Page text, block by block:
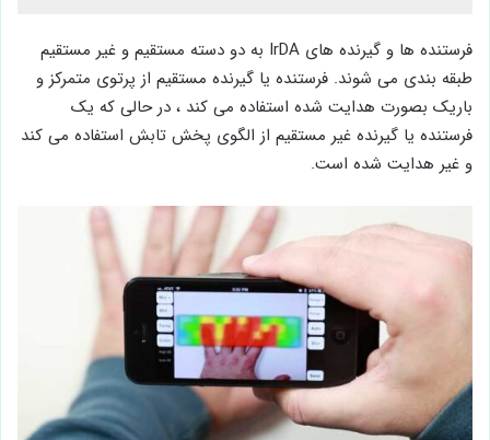
فرستنده ها و گیرنده های IrDA به دو دسته مستقیم و غیر مستقیم
طبقه بندی می شوند. فرستنده یا گیرنده مستقیم از پرتوی متمرکز و
باریک بصورت هدایت شده استفاده می کند ، در حالی که یک
فرستنده یا گیرنده غیر مستقیم از الگوی پخش تابش استفاده می کند
و غیر هدایت شده است.